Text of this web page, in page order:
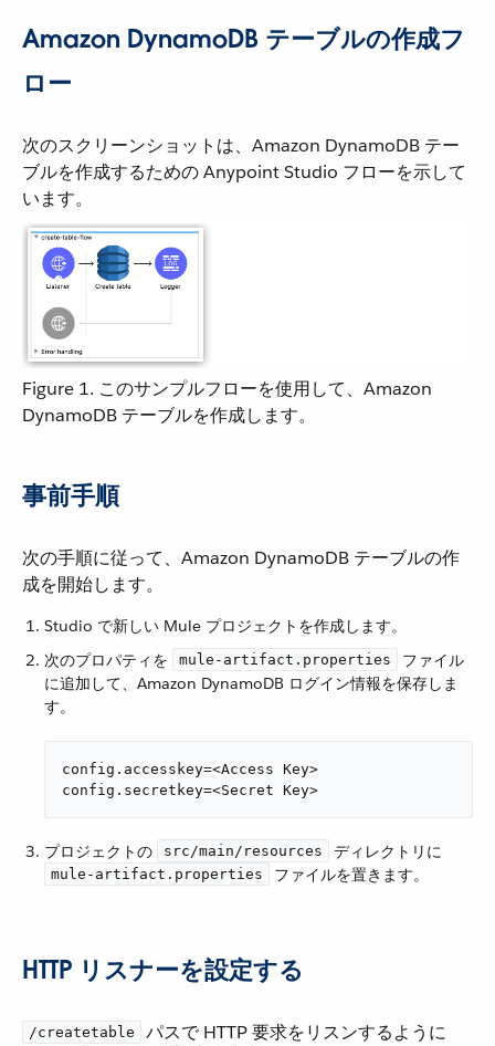
Amazon DynamoDB テーブルの作成フ
ロー
次のスクリーンショットは、Amazon DynamoDB テー
ブルを作成するための Anypoint Studio フローを示して
います。
Figure 1. このサンプルフローを使用して、Amazon
DynamoDB テーブルを作成します。
事前手順
次の手順に従って、Amazon DynamoDB テーブルの作
成を開始します。
Studio で新しい Mule プロジェクトを作成します。
次のプロパティを ​
mule-artifact.properties
​ ファイル
に追加して、Amazon DynamoDB ログイン情報を保存しま
す。
config.accesskey=<Access Key>
config.secretkey=<Secret Key>
プロジェクトの ​ src/main/resources ​ ディレクトリに ​
mule-artifact.properties ​ ファイルを置きます。
HTTP リスナーを設定する
/createtable ​ パスで HTTP 要求をリスンするように ​